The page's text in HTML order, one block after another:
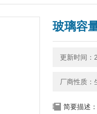
玻璃容
更新时间：
厂商性质：
简要描述：